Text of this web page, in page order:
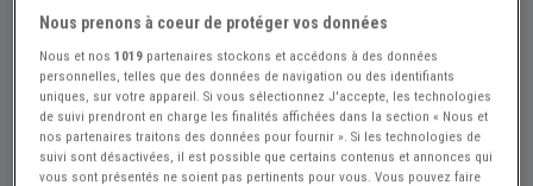
Nous prenons à coeur de protéger vos données
Nous et nos1019 partenaires stockons et accédons à des données
personnelles, telles que des données de navigation ou des identifiants
uniques, sur votre appareil. Si vous sélectionnez J'accepte, les technologies
de suivi prendront en charge les finalités affichées dans la section « Nous et
nos partenaires traitons des données pour fournir ». Si les technologies de
suivi sont désactivées, il est possible que certains contenus et annonces qui
vous sont présentés ne soient pas pertinents pour vous. Vous pouvez faire